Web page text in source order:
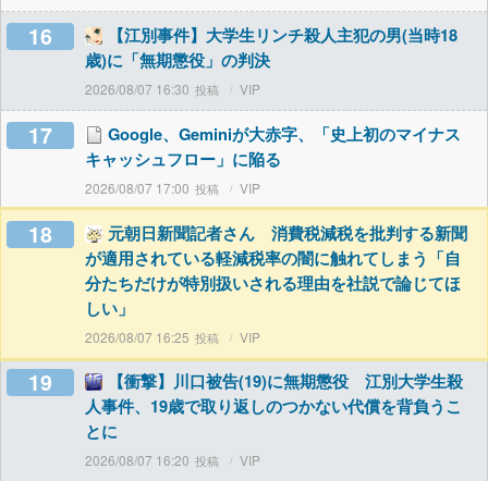
16
【江別事件】大学生リンチ殺人主犯の男(当時18
歳)に「無期懲役」の判決
2026/08/07 16:30 VIP
17
Google、Geminiが大赤字、「史上初のマイナス
キャッシュフロー」に陥る
2026/08/07 17:00 VIP
18
元朝日新聞記者さん 消費税減税を批判する新聞
が適用されている軽減税率の闇に触れてしまう「自
分たちだけが特別扱いされる理由を社説で論じてほ
しい」
2026/08/07 16:25 VIP
19
【衝撃】川口被告(19)に無期懲役 江別大学生殺
人事件、19歳で取り返しのつかない代償を背負うこ
とに
2026/08/07 16:20 VIP